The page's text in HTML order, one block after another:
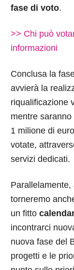
fase di voto.
>> Chi può
informazioni
Conclusa la
avvierà la
riqualificazione
mentre
1 milione di
votate,
servizi dedicati.
Parallelamente,
torneremo
un fitto
incontrarci
nuova fase del
progetti e le